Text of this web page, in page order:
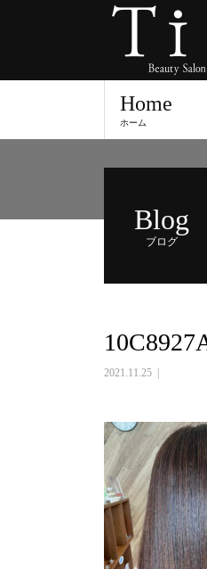
Home
ホーム
Blog
ブログ
2021.11.25